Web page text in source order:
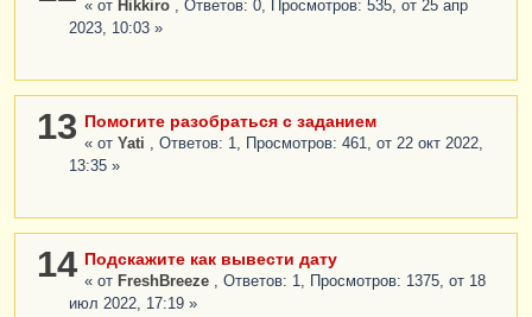
« от Hikkiro
, Ответов: 0, Просмотров: 535, от 25 апр
2023, 10:03 »
13 Помогите разобраться с заданием
« от Yati
, Ответов: 1, Просмотров: 461, от 22 окт 2022,
13:35 »
14 Подскажите как вывести дату
« от FreshBreeze
, Ответов: 1, Просмотров: 1375, от 18
июл 2022, 17:19 »